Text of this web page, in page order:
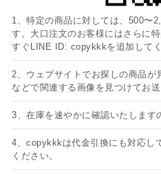
1、特定の商品に対しては、500〜
す。大口注文のお客様にはさらに
すぐLINE ID: copykkkを追加してく
2、ウェブサイトでお探しの商品が
などで関連する画像を見つけてお
3、在庫を速やかに確認いたします
4、copykkkは代金引換にも対応し
ください。